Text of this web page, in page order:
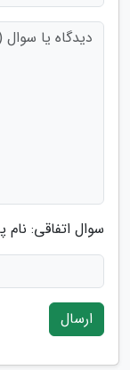
سوال اتفاقی:
ارسال